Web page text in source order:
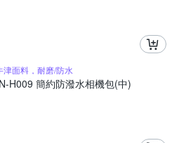
津面料，耐磨/防水
H009 簡約防潑水相機包(中)